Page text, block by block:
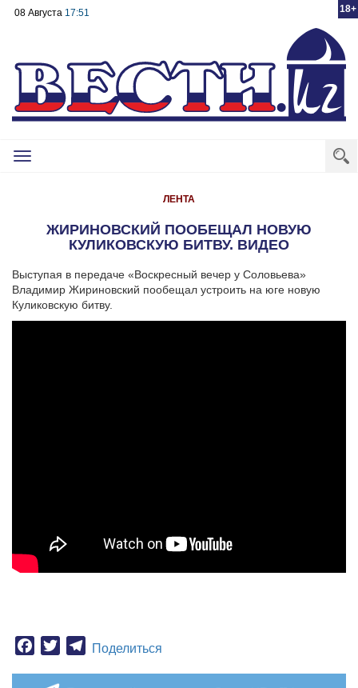
18+
08 Августа 17:51
Toggle
ЛЕНТА
ЖИРИНОВСКИЙ ПООБЕЩАЛ НОВУЮ
КУЛИКОВСКУЮ БИТВУ. ВИДЕО
Выступая в передаче «Воскресный вечер у Соловьева»
Владимир Жириновский пообещал устроить на юге новую
Куликовскую битву.
Facebook
TwitterTelegram
Поделиться